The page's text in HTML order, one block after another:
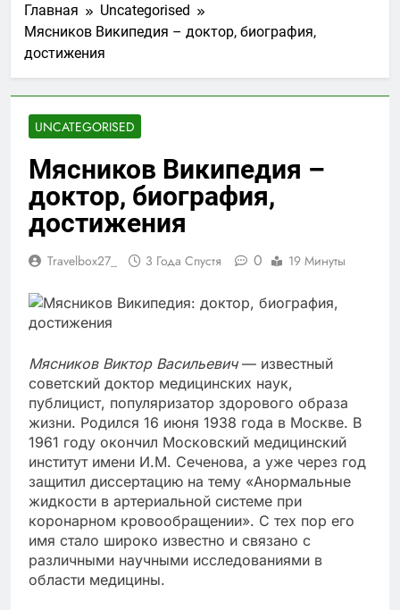
Главная
Uncategorised
Мясников Википедия – доктор, биография,
достижения
UNCATEGORISED
Мясников Википедия –
доктор, биография,
достижения
Travelbox27_ 3 Года Спустя 0 19 Минуты
Мясников Виктор Васильевич— известный
советский доктор медицинских наук,
публицист, популяризатор здорового образа
жизни. Родился 16 июня 1938 года в Москве. В
1961 году окончил Московский медицинский
институт имени И.М. Сеченова, а уже через год
защитил диссертацию на тему «Анормальные
жидкости в артериальной системе при
коронарном кровообращении». С тех пор его
имя стало широко известно и связано с
различными научными исследованиями в
области медицины.